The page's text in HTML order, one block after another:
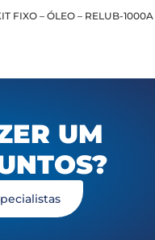
FIXO – ÓLEO – RELUB-1000A
UM